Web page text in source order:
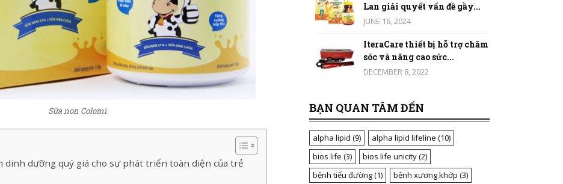
Sữa non Colomi
dinh dưỡng quý giá cho sự phát triển toàn diện của trẻ
Lan giải quyết vấn đề gầy...
JUNE 16, 2024
IteraCare thiết bị hỗ trợ chăm
sóc và nâng cao sức...
DECEMBER 8, 2022
BẠN QUAN TÂM ĐẾN
alpha lipid (9) alpha lipid lifeline (10)
bios life (3) bios life unicity(2)
bệnh tiểu đường(1) bệnh xương khớp (3)